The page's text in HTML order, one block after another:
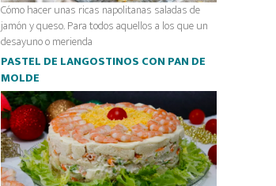
Cómo hacer unas ricas napolitanas saladas de
jamón y queso. Para todos aquellos a los que un
desayuno o merienda
PASTEL DE LANGOSTINOS CON PAN DE
MOLDE